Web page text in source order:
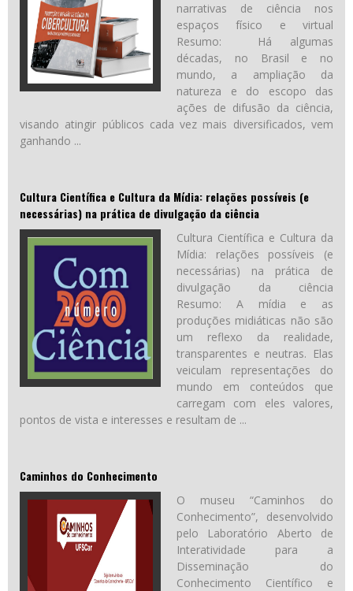
narrativas de ciência nos
espaços físico e virtual
Resumo: Há algumas
décadas, no Brasil e no
mundo, a ampliação da
natureza e do escopo das
ações de difusão da ciência,
visando atingir públicos cada vez mais diversificados, vem
ganhando ...
Cultura Científica e Cultura da Mídia: relações possíveis (e
necessárias) na prática de divulgação da ciência
Cultura Científica e Cultura da
Mídia: relações possíveis (e
necessárias) na prática de
divulgação da ciência
Resumo: A mídia e as
produções midiáticas não são
um reflexo da realidade,
transparentes e neutras. Elas
veiculam representações do
mundo em conteúdos que
carregam com eles valores,
pontos de vista e interesses e resultam de ...
Caminhos do Conhecimento
O museu “Caminhos do
Conhecimento”, desenvolvido
pelo Laboratório Aberto de
Interatividade para a
Disseminação do
Conhecimento Científico e